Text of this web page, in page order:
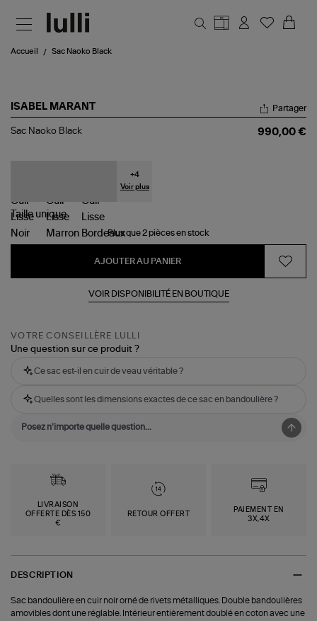
Accueil Sac Naoko Black
ISABEL MARANT
Sac
Partager
Sac Naoko Black 990,00 €
+4
Voir plus
Taille unique
Plus que 2 pièces en stock
AJOUTER AU PANIER
VOIR DISPONIBILITÉ EN BOUTIQUE
VOTRE CONSEILLÈRE LULLI
Une question sur ce produit ?
Ce sac est-il en cuir de veau véritable ?
Quelles sont les dimensions exactes de ce sac en bandoulière ?
LIVRAISON
OFFERTE DÈS 150
€
RETOUR OFFERT
PAIEMENT EN
3X,4X
DESCRIPTION
Sac bandoulière en cuir noir orné de rivets métalliques. Double bandoulières
amovibles dont une réglable. Intérieur entièrement doublé en coton avec une